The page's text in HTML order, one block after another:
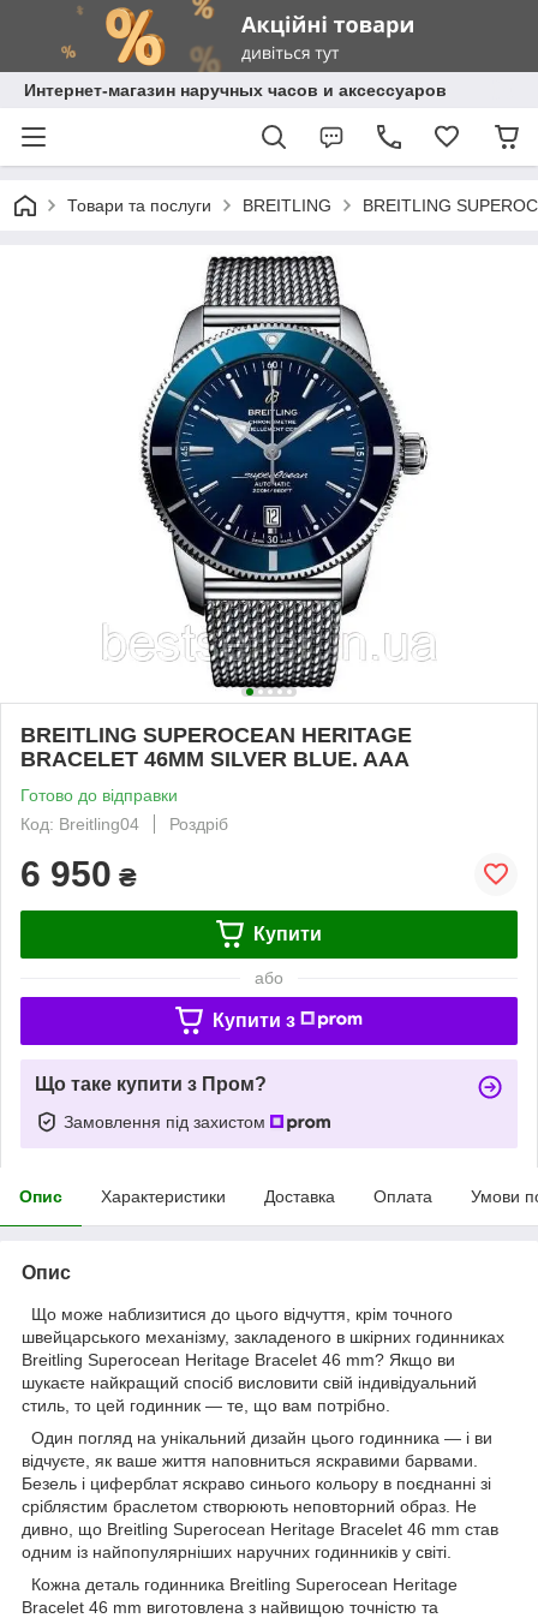
Интернет-магазин наручных часов и аксессуаров
Товари та послуги BREITLING BREITLING
BREITLING SUPEROCEAN HERITAGE
BRACELET 46MM SILVER BLUE. AAA
Готово до відправки
Код: Breitling04
Роздріб
6 950 ₴
Купити
або
Купити з
Що таке купити з Пром?
Замовлення під захистом
Опис Характеристики Доставка Оплата Умови
Опис
Що може наблизитися до цього відчуття, крім точного
швейцарського механізму, закладеного в шкірних годинниках
Breitling Superocean Heritage Bracelet 46 mm? Якщо ви
шукаєте найкращий спосіб висловити свій індивідуальний
стиль, то цей годинник — те, що вам потрібно.
Один погляд на унікальний дизайн цього годинника — і ви
відчуєте, як ваше життя наповниться яскравими барвами.
Безель і циферблат яскраво синього кольору в поєднанні зі
сріблястим браслетом створюють неповторний образ. Не
дивно, що Breitling Superocean Heritage Bracelet 46 mm став
одним із найпопулярніших наручних годинників у світі.
Кожна деталь годинника Breitling Superocean Heritage
Bracelet 46 mm виготовлена з найвищою точністю та